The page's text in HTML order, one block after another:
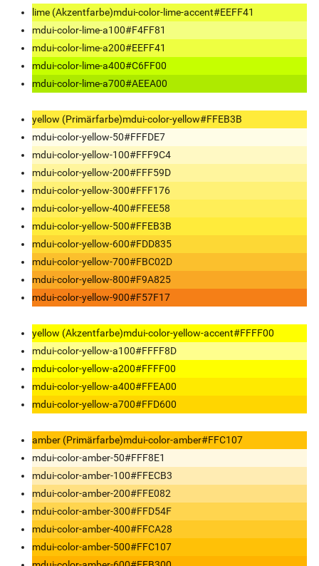
lime (Akzentfarbe)mdui-color-lime-accent#EEFF41
mdui-color-lime-a100#F4FF81
mdui-color-lime-a200#EEFF41
mdui-color-lime-a400#C6FF00
mdui-color-lime-a700#AEEA00
yellow (Primärfarbe)mdui-color-yellow#FFEB3B
mdui-color-yellow-50#FFFDE7
mdui-color-yellow-100#FFF9C4
mdui-color-yellow-200#FFF59D
mdui-color-yellow-300#FFF176
mdui-color-yellow-400#FFEE58
mdui-color-yellow-500#FFEB3B
mdui-color-yellow-600#FDD835
mdui-color-yellow-700#FBC02D
mdui-color-yellow-800#F9A825
mdui-color-yellow-900#F57F17
yellow (Akzentfarbe)mdui-color-yellow-accent#FFFF00
mdui-color-yellow-a100#FFFF8D
mdui-color-yellow-a200#FFFF00
mdui-color-yellow-a400#FFEA00
mdui-color-yellow-a700#FFD600
amber (Primärfarbe)mdui-color-amber#FFC107
mdui-color-amber-50#FFF8E1
mdui-color-amber-100#FFECB3
mdui-color-amber-200#FFE082
mdui-color-amber-300#FFD54F
mdui-color-amber-400#FFCA28
mdui-color-amber-500#FFC107